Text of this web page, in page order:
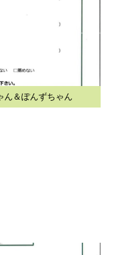
ん＆ぽんずちゃん